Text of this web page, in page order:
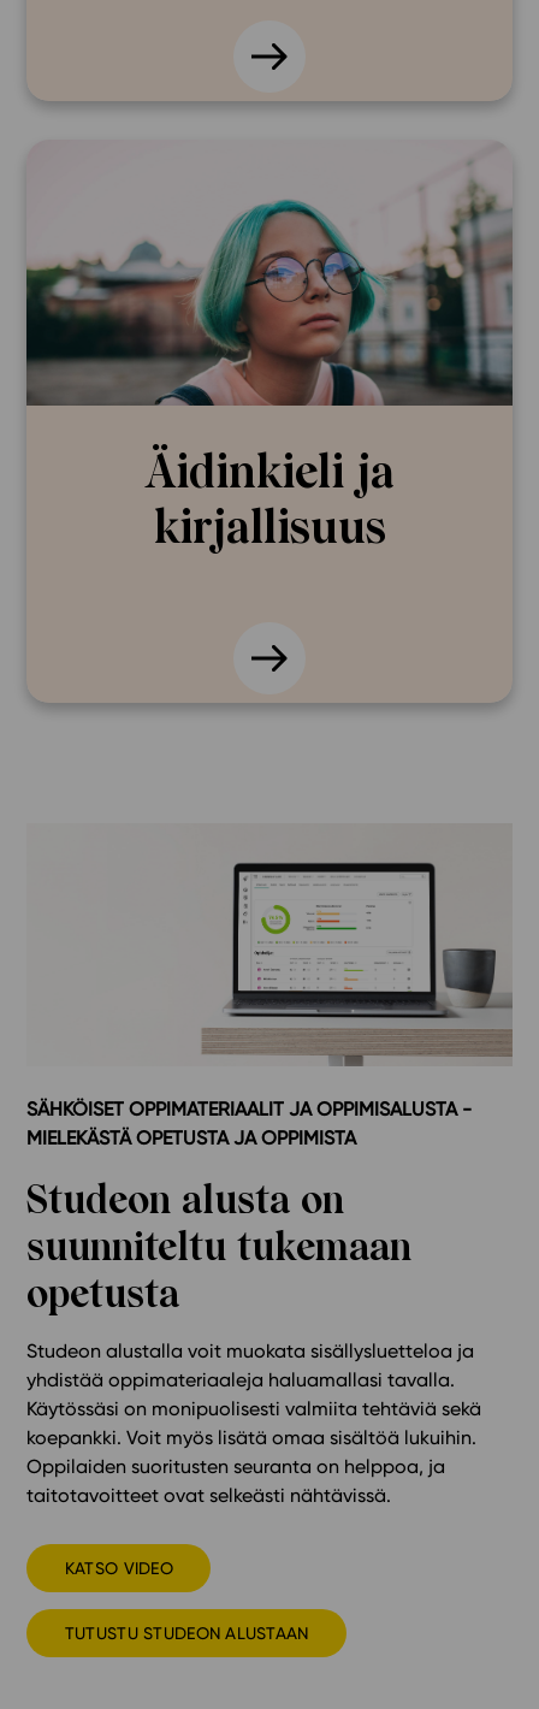
Äidinkieli ja
kirjallisuus
SÄHKÖISET OPPIMATERIAALIT JA OPPIMISALUSTA -
MIELEKÄSTÄ OPETUSTA JA OPPIMISTA
Studeon alusta on
suunniteltu tukemaan
opetusta
Studeon alustalla voit muokata sisällysluetteloa ja
yhdistää oppimateriaaleja haluamallasi tavalla.
Käytössäsi on monipuolisesti valmiita tehtäviä sekä
koepankki. Voit myös lisätä omaa sisältöä lukuihin.
Oppilaiden suoritusten seuranta on helppoa, ja
taitotavoitteet ovat selkeästi nähtävissä.
KATSO VIDEO
TUTUSTU STUDEON ALUSTAAN